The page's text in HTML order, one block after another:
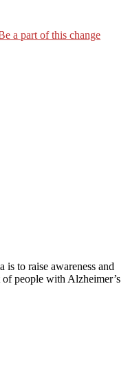
a part of this change
to raise awareness and
people with Alzheimer’s